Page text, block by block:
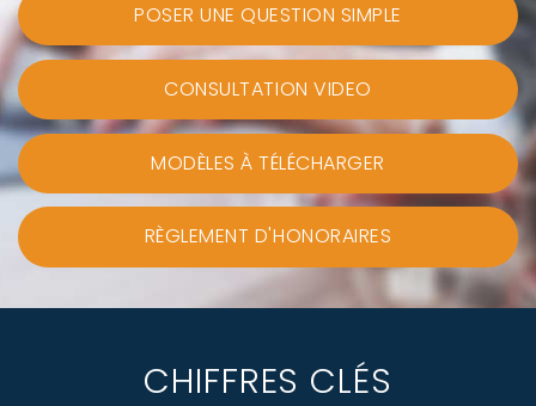
POSER UNE QUESTION SIMPLE
CONSULTATION VIDEO
MODÈLES À TÉLÉCHARGER
RÈGLEMENT D'HONORAIRES
CHIFFRES CLÉS